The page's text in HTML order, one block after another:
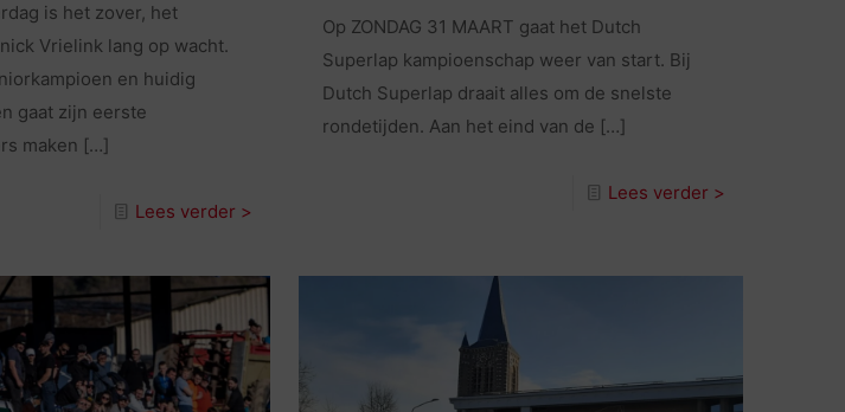
is het zover, het
Vrielink lang op wacht.
en huidig
gaat zijn eerste
maken […]
Lees verder >
Op ZONDAG 31 MAART gaat het Dutch
Superlap kampioenschap weer van start. Bij
Dutch Superlap draait alles om de snelste
rondetijden. Aan het eind van de […]
Lees verder >